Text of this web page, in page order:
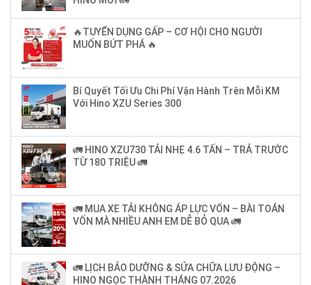
🔥TUYỂN DỤNG GẤP – CƠ HỘI CHO NGƯỜI
MUỐN BỨT PHÁ 🔥
Bí Quyết Tối Ưu Chi Phí Vận Hành Trên Mỗi KM
Với Hino XZU Series 300
🚛 HINO XZU730 TẢI NHẸ 4.6 TẤN – TRẢ TRƯỚC
TỪ 180 TRIỆU 🚛
🚛 MUA XE TẢI KHÔNG ÁP LỰC VỐN – BÀI TOÁN
VỐN MÀ NHIỀU ANH EM DỄ BỎ QUA 🚛
🚛 LỊCH BẢO DƯỠNG & SỬA CHỮA LƯU ĐỘNG –
HINO NGỌC THÀNH THÁNG 07.2026